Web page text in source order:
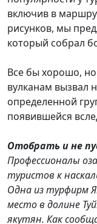
включив в
рисунков, мы
который собрал
Все бы хорошо, но
вулканам вызвал
определенной
появившейся
Отобрать и не
Профессионалы
туристов к
Одна из турфирм
место в долине
якутян. Как